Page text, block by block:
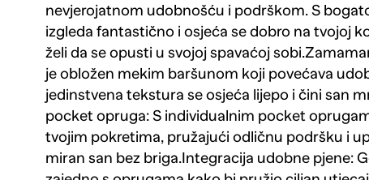
nevjerojatnom udobnošću i podrškom. S
izgleda fantastično i osjeća se dobro na tvojoj
želi da se opusti u svojoj spavaćoj
je obložen mekim baršunom koji povećava
jedinstvena tekstura se osjeća lijepo i čini san
pocket opruga: S individualnim pocket
tvojim pokretima, pružajući odličnu podršku i
miran san bez briga.Integracija udobne pjene: